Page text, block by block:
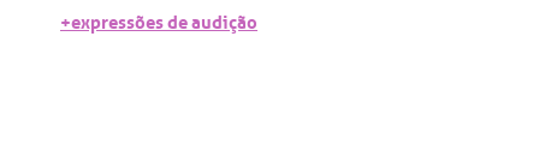
+expressões de audição